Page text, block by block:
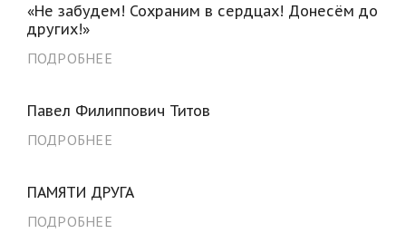
«Не забудем! Сохраним в сердцах! Донесём до
других!»
ПОДРОБНЕЕ
Павел Филиппович Титов
ПОДРОБНЕЕ
ПАМЯТИ ДРУГА
ПОДРОБНЕЕ